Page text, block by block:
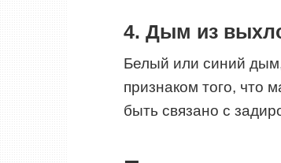
4. Дым из
Белый или синий
признаком того, что
быть связано с